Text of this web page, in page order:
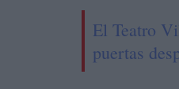
El Teatro
puertas